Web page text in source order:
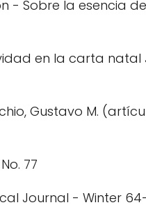
- Sobre la esencia
en la carta natal
Gustavo M.
77
Journal - Winter